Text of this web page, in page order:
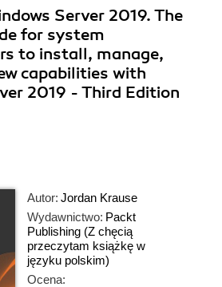
Server 2019. The
for system
to install, manage,
capabilities with
2019 - Third Edition
Autor: Jordan Krause
Wydawnictwo: Packt
Publishing (Z chęcią
przeczytam książkę w
języku polskim)
Ocena: